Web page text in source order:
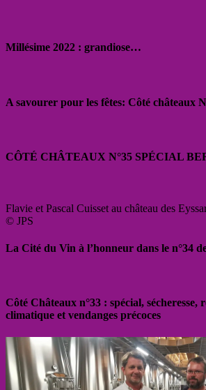
Millésime 2022 : grandiose…
A savourer pour les fêtes: Côté châteaux
CÔTÉ CHÂTEAUX N°35 SPÉCIAL
Flavie et Pascal Cuisset au château des
© JPS
La Cité du Vin à l’honneur dans le n°34
Côté Châteaux n°33 : spécial, sécheresse,
climatique et vendanges précoces